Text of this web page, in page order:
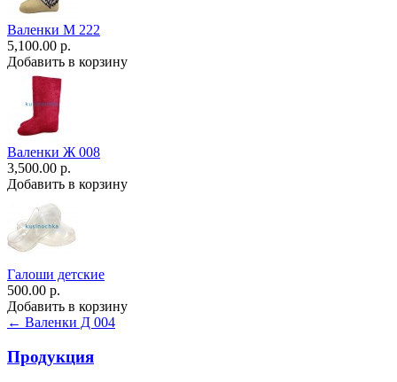
Валенки М 222
5,100.00 р.
Добавить в корзину
Валенки Ж 008
3,500.00 р.
Добавить в корзину
Галоши детские
500.00 р.
Добавить в корзину
← Валенки Д 004
Продукция